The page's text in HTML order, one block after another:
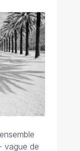
vague de